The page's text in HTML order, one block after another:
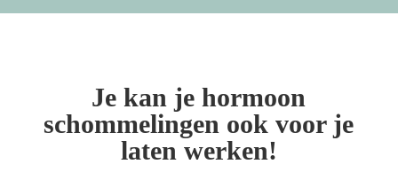
Je kan je hormoon
schommelingen ook voor je
laten werken!